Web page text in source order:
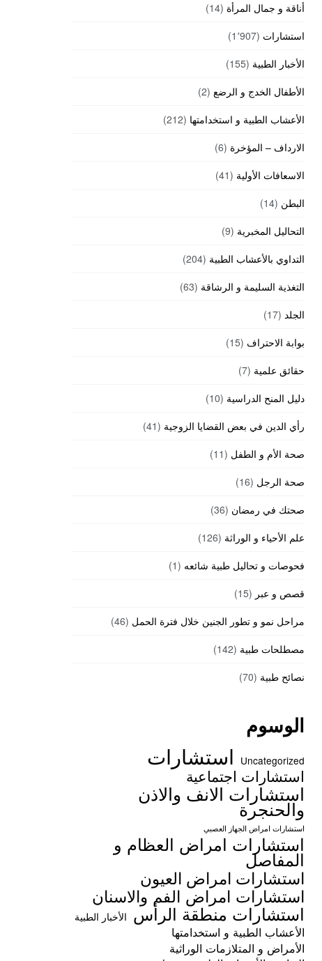
أناقة و جمال المرأة (14)
استشارات (1٬907)
الأخبار الطبية (155)
الأطفال الخدج و الرضع (2)
الأعشاب الطبية و استخدامتها (212)
الارداف – المؤخرة (6)
الاسعافات الأولية (41)
البطن (14)
التحاليل المخبرية (9)
التداوي بالأعشاب الطبية (204)
التغذية السليمة و الرشاقة (63)
الجلد (17)
بوابة الاحتراف (15)
حقائق علمية (7)
دليل المنح الدراسية (10)
رأي الدين في بعض القضايا الزوجية (41)
صحة الأم و الطفل (11)
صحة الرجل (16)
صحتك في رمضان (36)
علم الأحياء و الوراثة (126)
فحوصات و تحاليل طبية شائعه (1)
قصص و عبر (15)
مراحل نمو و تطور الجنين خلال فترة الحمل (46)
مصطلحات طبية (142)
نصائح طبية (70)
الوسوم
Uncategorized استشارات
استشارات اجتماعية
استشارات الانف والاذن
والحنجرة
استشارات امراض الجهاز العصبي
استشارات امراض العظام و
المفاصل
استشارات امراض العيون
استشارات امراض الفم والاسنان
استشارات منطقة الرأس الأخبار الطبية
الأعشاب الطبية و استخدامتها
الأمراض و المتلازمات الوراثية